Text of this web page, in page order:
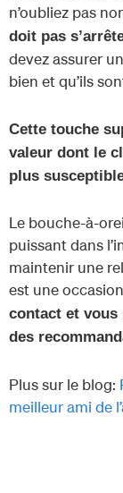
n’oubliez pas
doit pas
devez assurer
bien et qu’ils
Cette touche
valeur dont le
plus
Le bouche-à-
puissant dans
maintenir une
est une
contact et vous
des
Plus sur le blog:
meilleur ami de